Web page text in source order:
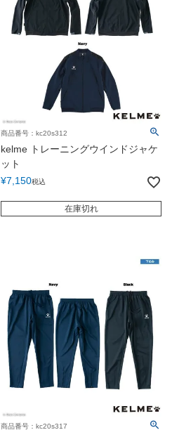
商品番号：kc20s312
kelme トレーニングウインドジャケ
ット
¥7,150税込
在庫切れ
商品番号：kc20s317